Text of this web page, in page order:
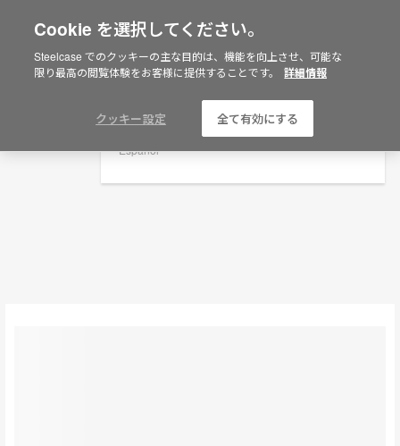
Are you in United States?
Would you like to see Products we sell in
Americas
Español
オーガニゼーションツール
Filters
Cookie を選択してください。
Steelcase でのクッキーの主な目的は、機能を向上させ、可能な
限り最高の閲覧体験をお客様に提供することです。
詳細情報
クッキー設定 全て有効にする